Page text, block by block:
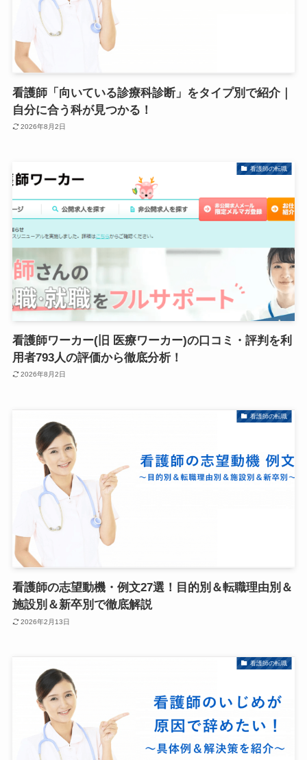
看護師「向いている診療科診断」をタイプ別で紹介｜
自分に合う科が見つかる！
2026年8月2日
看護師の転職
看護師ワーカー(旧 医療ワーカー)の口コミ・評判を利
用者793人の評価から徹底分析！
2026年8月2日
看護師の転職
看護師の志望動機・例文27選！目的別＆転職理由別＆
施設別＆新卒別で徹底解説
2026年2月13日
看護師の転職